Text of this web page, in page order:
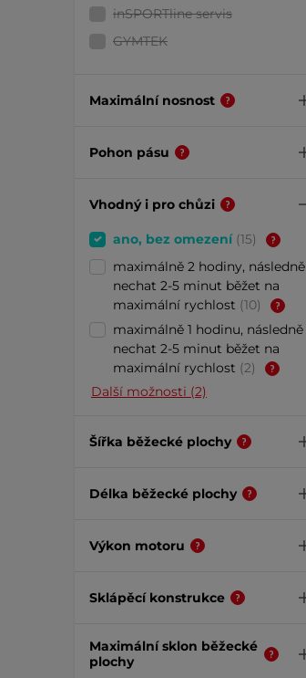
inSPORTline servis
GYMTEK
Maximální nosnost
Pohon pásu
Vhodný i pro chůzi
ano, bez omezení (15)
maximálně 2 hodiny, následně
nechat 2-5 minut běžet na
maximální rychlost (10)
maximálně 1 hodinu, následně
nechat 2-5 minut běžet na
maximální rychlost (2)
Další možnosti (2)
Šířka běžecké plochy
Délka běžecké plochy
Výkon motoru
Sklápěcí konstrukce
Maximální sklon běžecké
plochy